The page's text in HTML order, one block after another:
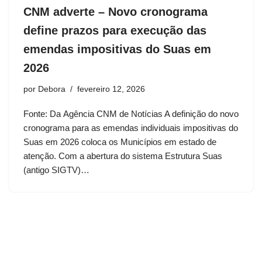
CNM adverte – Novo cronograma
define prazos para execução das
emendas impositivas do Suas em
2026
por Debora fevereiro 12, 2026
Fonte: Da Agência CNM de Notícias A definição do novo
cronograma para as emendas individuais impositivas do
Suas em 2026 coloca os Municípios em estado de
atenção. Com a abertura do sistema Estrutura Suas
(antigo SIGTV)…